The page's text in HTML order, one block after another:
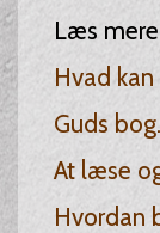
Læs
Hvad
Guds bog.
At læse
Hvordan